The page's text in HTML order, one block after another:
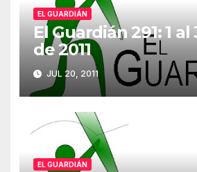
EL GUARDIÁN
El Guardián 291: 1 al
de 2011
JUL 20, 2011
EL GUARDIÁN